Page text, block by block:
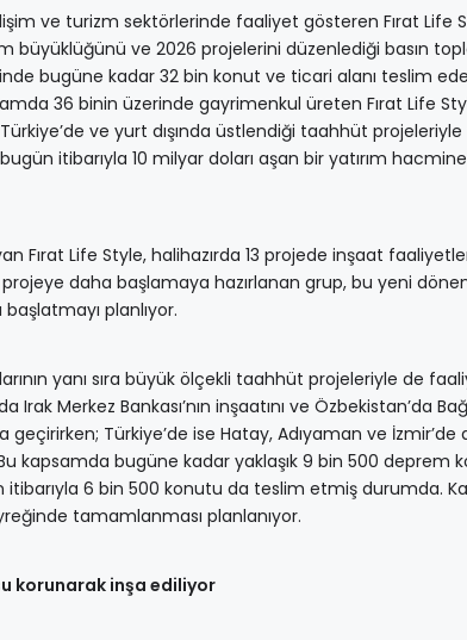
ve turizm sektörlerinde faaliyet gösteren Fırat Life
büyüklüğünü ve 2026 projelerini düzenlediği basın
bugüne kadar 32 bin konut ve ticari alanı teslim
36 binin üzerinde gayrimenkul üreten Fırat Life
Türkiye’de ve yurt dışında üstlendiği taahhüt
itibarıyla 10 milyar doları aşan bir yatırım
Fırat Life Style, halihazırda 13 projede inşaat
projeye daha başlamaya hazırlanan grup, bu yeni
planlıyor.
yanı sıra büyük ölçekli taahhüt projeleriyle de
Merkez Bankası’nın inşaatını ve Özbekistan’da
Türkiye’de ise Hatay, Adıyaman ve İzmir’de
kapsamda bugüne kadar yaklaşık 9 bin 500 deprem
itibarıyla 6 bin 500 konutu da teslim etmiş durumda.
tamamlanması planlanıyor.
korunarak inşa ediliyor